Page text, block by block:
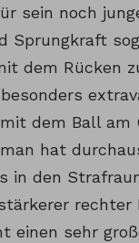
sein noch
Sprungkraft
dem Rücken
dem Ball
hat
in den
einen sehr